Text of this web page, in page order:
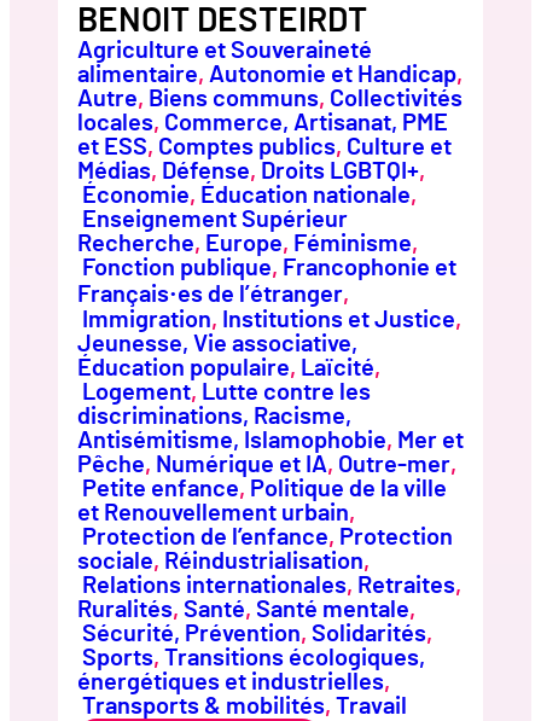
BENOIT DESTEIRDT
Agriculture et Souveraineté
alimentaire, Autonomie et Handicap
Autre, Biens communs, Collectivités
locales, Commerce, Artisanat, PME
et ESS, Comptes publics, Culture et
Médias, Défense, Droits LGBTQI+,
Économie, Éducation nationale,
Enseignement Supérieur
Recherche, Europe, Féminisme,
Fonction publique, Francophonie et
Français·es de l’étranger,
Immigration, Institutions et Justice
Jeunesse, Vie associative,
Éducation populaire, Laïcité,
Logement, Lutte contre les
discriminations, Racisme,
Antisémitisme, Islamophobie, Mer et
Pêche, Numérique et IA, Outre-mer,
Petite enfance, Politique de la ville
et Renouvellement urbain,
Protection de l’enfance, Protection
sociale, Réindustrialisation,
Relations internationales, Retraites
Ruralités, Santé, Santé mentale,
Sécurité, Prévention, Solidarités,
Sports, Transitions écologiques,
énergétiques et industrielles,
Transports & mobilités, Travail